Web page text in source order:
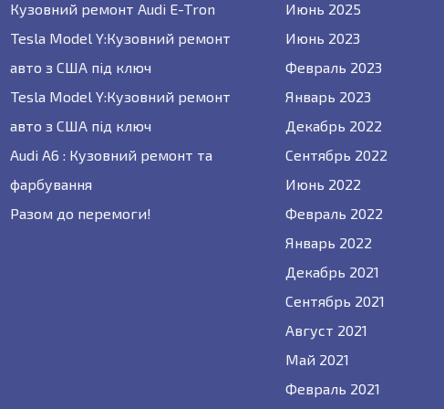
Кузовний ремонт Audi E-Tron
Tesla Model Y:Кузовний ремонт
авто з США під ключ
Tesla Model Y:Кузовний ремонт
авто з США під ключ
Audi A6 : Кузовний ремонт та
фарбування
Разом до перемоги!
Июнь 2025
Июнь 2023
Февраль 2023
Январь 2023
Декабрь 2022
Сентябрь 2022
Июнь 2022
Февраль 2022
Январь 2022
Декабрь 2021
Сентябрь 2021
Август 2021
Май 2021
Февраль 2021